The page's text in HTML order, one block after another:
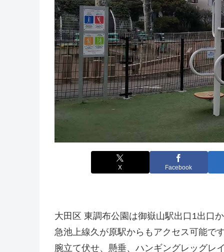
X Facebook
大田区 東調布公園は御嶽山駅出口1出口
急池上線久が原駅からもアクセス可能で
腕立て伏せ、懸垂、ハンギングレッグレ